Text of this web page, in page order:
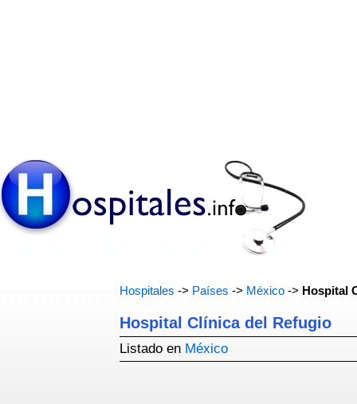
Hospitales -> Países -> México -> Hospital
Hospital Clínica del Refugio
Listado en México